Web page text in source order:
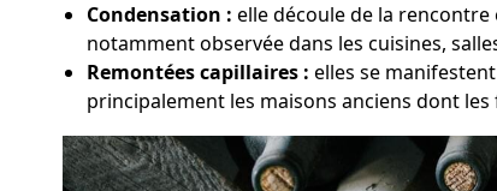
Condensation : elle découle de la
notamment observée dans les cuisines,
Remontées capillaires : elles se
principalement les maisons anciens dont